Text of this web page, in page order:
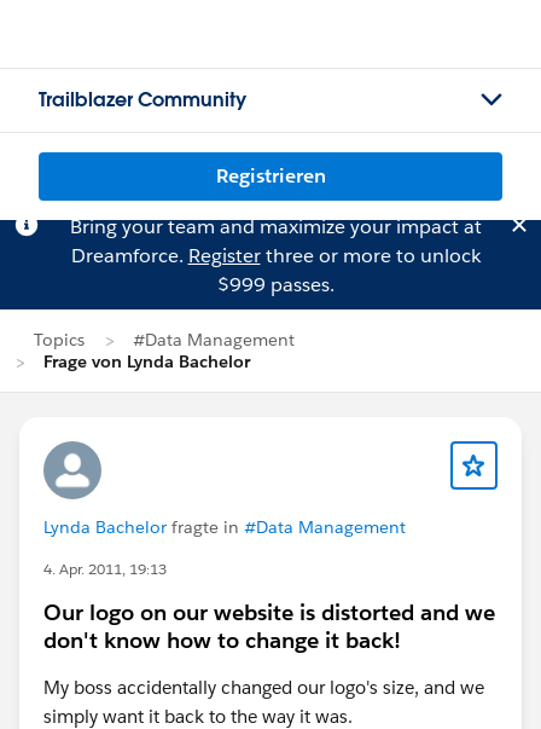
Trailblazer Community
Registrieren
Bring your team and maximize your impact at
Dreamforce. Registerthree or more to unlock
$999 passes.
Topics
#Data Management
Frage von Lynda Bachelor
Lynda Bachelor fragte in #Data Management
4. Apr. 2011, 19:13
Our logo on our website is distorted and we
don't know how to change it back!
My boss accidentally changed our logo's size, and we
simply want it back to the way it was.